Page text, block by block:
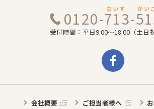
0120-713-
ないす かい
受付時間：平日9:00～18:00（土日
会社概要 ご担当者様へ